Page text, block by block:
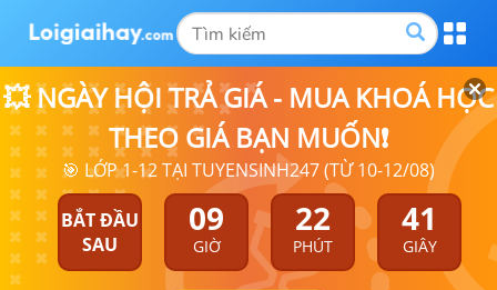
💥 NGÀY HỘI TRẢ GIÁ - MUA KHOÁ HỌC
THEO GIÁ BẠN MUỐN❗
🎯 LỚP 1-12 TẠI TUYENSINH247 (TỪ 10-12/08)
BẮT ĐẦU
SAU
09
GIỜ
22
PHÚT
41
GIÂY